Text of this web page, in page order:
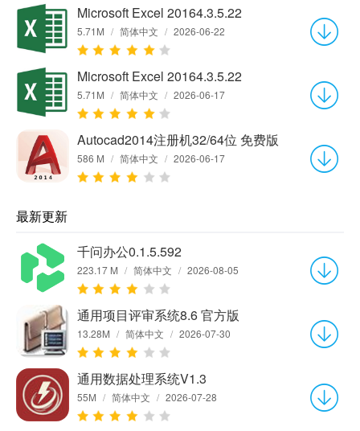
Microsoft Excel 20164.3.5.22
5.71M / 简体中文 / 2026-06-22
Microsoft Excel 20164.3.5.22
5.71M / 简体中文 / 2026-06-17
Autocad2014注册机32/64位 免费版
586 M / 简体中文 / 2026-06-17
最新更新
千问办公0.1.5.592
223.17 M / 简体中文 / 2026-08-05
通用项目评审系统8.6 官方版
13.28M / 简体中文 / 2026-07-30
通用数据处理系统V1.3
55M / 简体中文 / 2026-07-28